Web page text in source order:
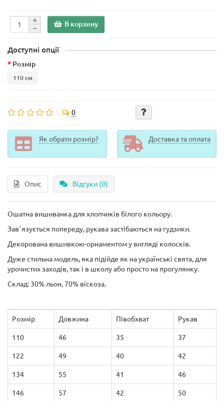
В корзину
Доступні опції
Розмір
110 см
0
Як обрати розмір? Доставка та оплата
Опис Відгуки (0)
Ошатна вишиванка для хлопчиків білого кольору.
Завʼязується попереду, рукава застібаються на гудзики.
Декорована вишивкою-орнаментом у вигляді колосків.
Дуже стильна модель, яка підійде як на українські свята, для
урочистих заходів, так і в школу або просто на прогулянку.
Склад: 30% льон, 70% віскоза.
Розмір Довжина Півобхват Рукав
110 46 35 37
122 49 40 42
134 55 41 46
146 57 42 50